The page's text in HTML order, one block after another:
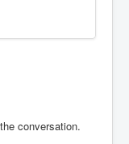
conversation.